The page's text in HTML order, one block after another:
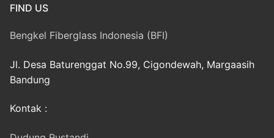
FIND US
Bengkel Fiberglass Indonesia (BFI)
Jl. Desa Baturenggat No.99, Cigondewah, Margaasih
Bandung
Kontak :